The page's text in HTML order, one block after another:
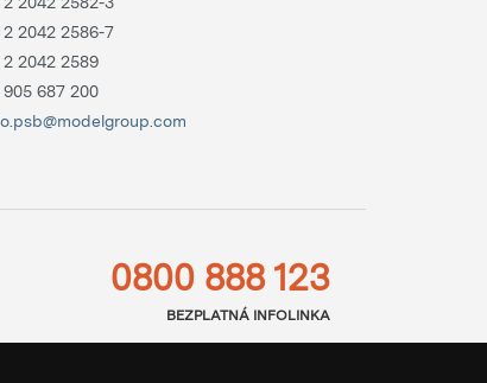
2 2042 2586-7
2 2042 2589
905 687 200
0800 888 123
BEZPLATNÁ INFOLINKA